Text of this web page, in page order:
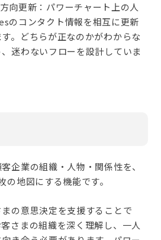
向更新：パワーチャート上の人
のコンタクト情報を相互に更新
。どちらが正なのかがわからな
迷わないフローを設計していま
企業の組織・人物・関係性を、
地図にする機能です。
の意思決定を支援することで
さまの組織を深く理解し、一人